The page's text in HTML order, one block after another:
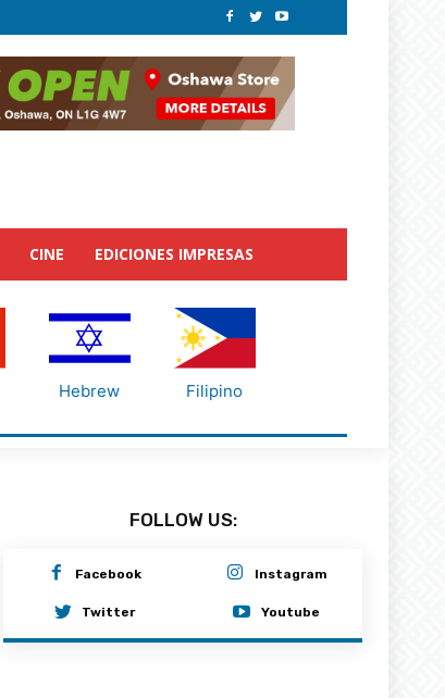
CINE EDICIONES IMPRESAS
Hebrew Filipino
FOLLOW US:
Facebook Instagram
Twitter Youtube